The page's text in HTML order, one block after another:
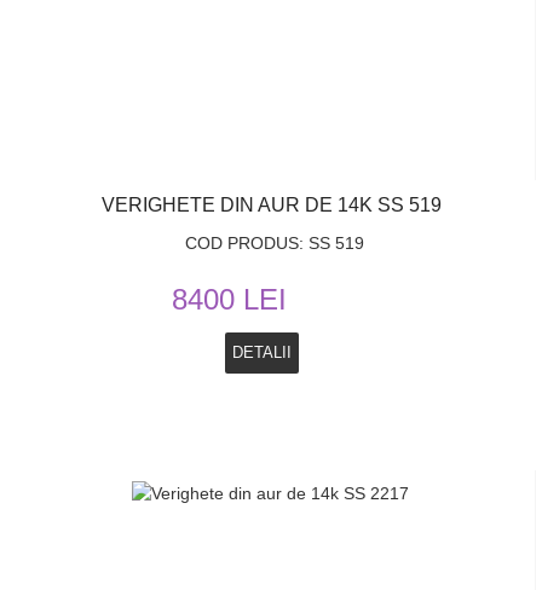
VERIGHETE DIN AUR DE 14K SS 519
COD PRODUS: SS 519
8400 LEI
DETALII